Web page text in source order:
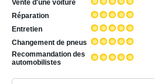
Vente d'une voiture
Réparation
Entretien
Changement de pneus
Recommandation des
automobilistes